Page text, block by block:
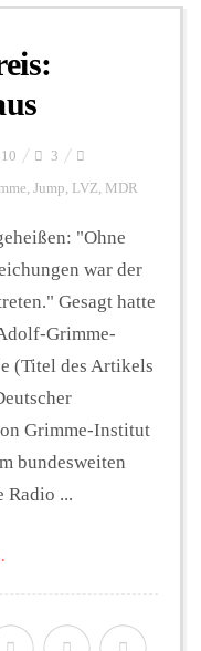
3
, Jump, LVZ, MDR
"Ohne
war der
Gesagt hatte
Grimme-
(Titel des Artikels
Grimme-Institut
bundesweiten
Radio ...